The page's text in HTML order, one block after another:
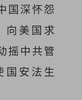
国深怀怨
美国求
摇中共管
国安法生